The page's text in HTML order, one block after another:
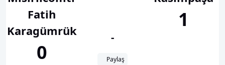
Fatih
Karagümrük
0
-
Paylaş
1